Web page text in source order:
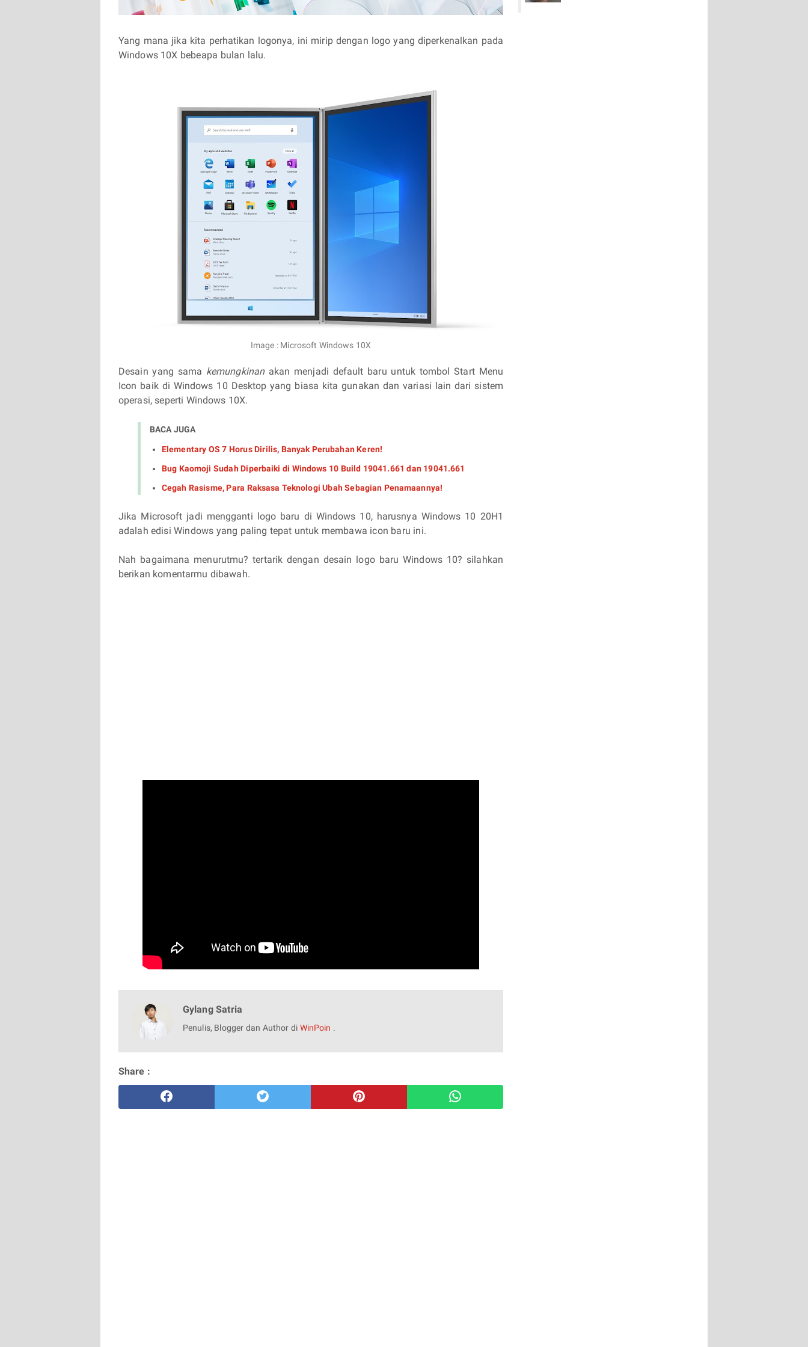
Yang mana jika kita perhatikan logonya, ini mirip dengan logo yang diperkenalkan pada
Windows 10X bebeapa bulan lalu.
Image : Microsoft Windows 10X
Desain yang sama kemungkinan akan menjadi default baru untuk tombol Start Menu
Icon baik di Windows 10 Desktop yang biasa kita gunakan dan variasi lain dari sistem
operasi, seperti Windows 10X.
BACA JUGA
Elementary OS 7 Horus Dirilis, Banyak Perubahan Keren!
Bug Kaomoji Sudah Diperbaiki di Windows 10 Build 19041.661 dan 19041.661
Cegah Rasisme, Para Raksasa Teknologi Ubah Sebagian Penamaannya!
Jika Microsoft jadi mengganti logo baru di Windows 10, harusnya Windows 10 20H1
adalah edisi Windows yang paling tepat untuk membawa icon baru ini.
Nah bagaimana menurutmu? tertarik dengan desain logo baru Windows 10? silahkan
berikan komentarmu dibawah.
Gylang Satria
Penulis, Blogger dan Author di WinPoin .
Share :